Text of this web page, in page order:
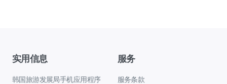
实用信息
韩国旅游发展局手机应用程序
服务
服务条款